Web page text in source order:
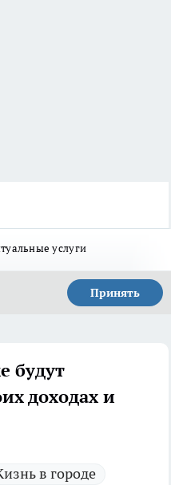
услуги
Принять
будут
доходах и
в городе